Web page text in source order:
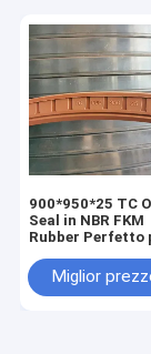
900*950*25 TC
Seal in NBR FKM
Rubber Perfetto
sigillamento
Miglior